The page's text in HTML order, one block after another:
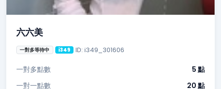
六六美
一對多等待中 i349 ID: i349_301606
一對多點數
5 點
一對一點數
20 點